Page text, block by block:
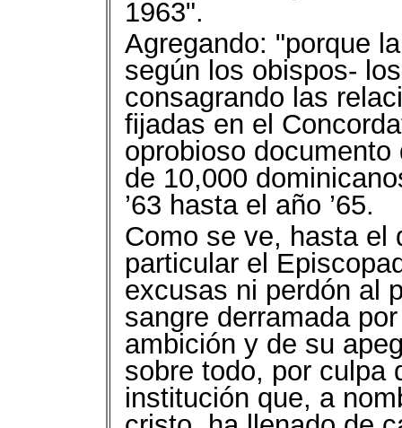
1963".
Agregando: "porque
según los obispos-
consagrando las
fijadas en el
oprobioso
de 10,000
’63 hasta el año ’65.
Como se ve, hasta el
particular el
excusas ni perdón al
sangre derramada
ambición y de su
sobre todo, por culpa
institución que, a